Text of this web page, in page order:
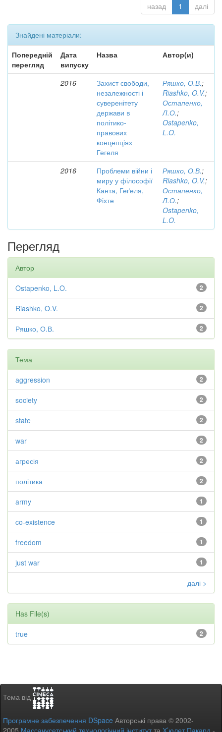
назад 1 далі
Знайдені матеріали:
Попередній
перегляд
Дата
випуску
Назва Автор(и)
2016
Захист свободи,
незалежності і
суверенітету
держави в
політико-
правових
концепціях
Гегеля
Ряшко, О.В.;
Riashko, O.V.;
Остапенко,
Л.О.;
Ostapenko,
L.O.
2016
Проблеми війни і
миру у філософії
Канта, Геґеля,
Фіхте
Ряшко, О.В.;
Riashko, O.V.;
Остапенко,
Л.О.;
Ostapenko,
L.O.
Перегляд
Автор
2
Ostapenko, L.O.
2
Riashko, O.V.
2
Ряшко, О.В.
Тема
2
aggression
2
society
2
state
2
war
2
агресія
2
політика
1
army
1
co-existence
1
freedom
1
just war
далі >
Has File(s)
2
true
Тема від
Програмне забезпечення DSpace Авторські права © 2002-
2005 Массачусетський технологічний інститутта Х’юлет Пакард -